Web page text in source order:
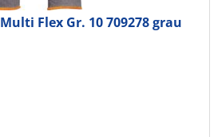
Flex Gr. 10 709278 grau